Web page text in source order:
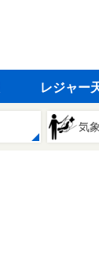
レジャー
気